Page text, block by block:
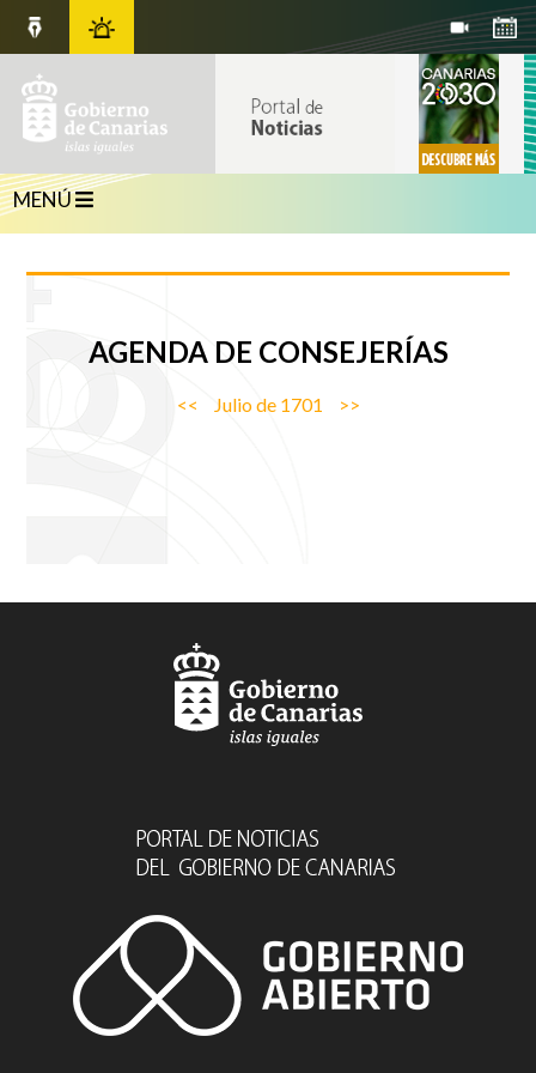
MENÚ
AGENDADE CONSEJERÍAS
<< Julio de 1701 >>